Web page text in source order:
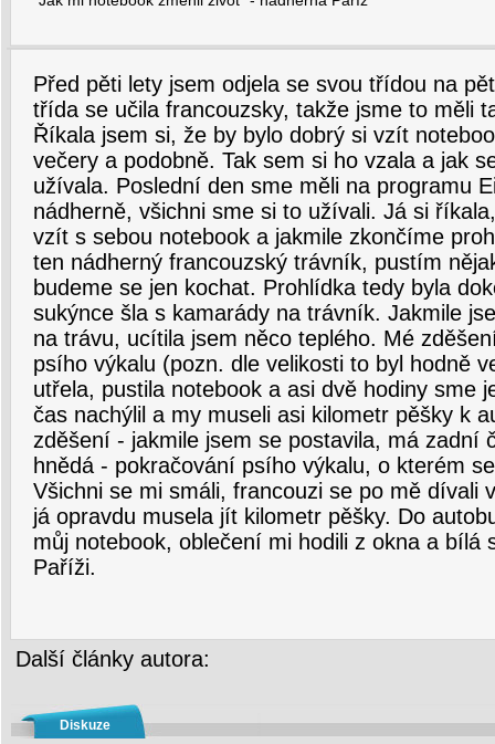
Před pěti lety jsem odjela se svou třídou na
třída se učila francouzsky, takže jsme to měli
Říkala jsem si, že by bylo dobrý si vzít
večery a podobně. Tak sem si ho vzala a jak
užívala. Poslední den sme měli na programu
nádherně, všichni sme si to užívali. Já si
vzít s sebou notebook a jakmile zkončíme
ten nádherný francouzský trávník, pustím
budeme se jen kochat. Prohlídka tedy byla
sukýnce šla s kamarády na trávník. Jakmile
na trávu, ucítila jsem něco teplého. Mé
psího výkalu (pozn. dle velikosti to byl hodně
utřela, pustila notebook a asi dvě hodiny sme
čas nachýlil a my museli asi kilometr pěšky k
zděšení - jakmile jsem se postavila, má zadní
hnědá - pokračování psího výkalu, o kterém
Všichni se mi smáli, francouzi se po mě dívali
já opravdu musela jít kilometr pěšky. Do
můj notebook, oblečení mi hodili z okna a bílá
Paříži.
Další články autora:
Diskuze